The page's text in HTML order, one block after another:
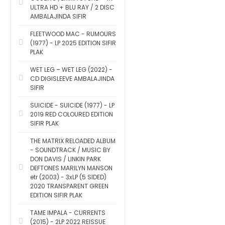
ULTRA HD + BLU RAY / 2 DISC
AMBALAJINDA SIFIR
FLEETWOOD MAC - RUMOURS
(1977) - LP 2025 EDITION SIFIR
PLAK
WET LEG – WET LEG (2022) -
CD DIGISLEEVE AMBALAJINDA
SIFIR
SUICIDE - SUICIDE (1977) - LP
2019 RED COLOURED EDITION
SIFIR PLAK
THE MATRIX RELOADED ALBUM
- SOUNDTRACK / MUSIC BY
DON DAVIS / LINKIN PARK
DEFTONES MARILYN MANSON
etr (2003) - 3xLP (5 SIDED)
2020 TRANSPARENT GREEN
EDITION SIFIR PLAK
TAME IMPALA - CURRENTS
(2015) - 2LP 2022 REISSUE